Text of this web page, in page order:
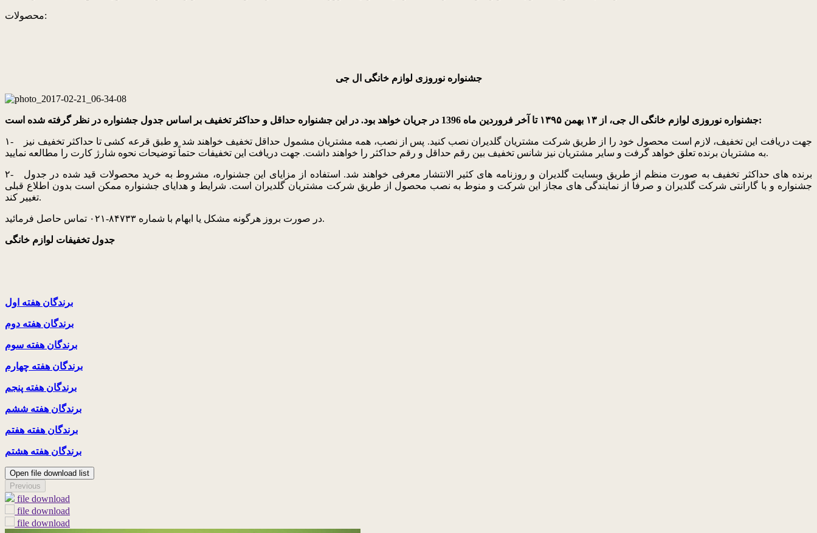
محصولات:
جشنواره نوروزی لوازم خانگی ال جی
جشنواره نوروزی لوازم خانگی ال جی، از ۱۳ بهمن ۱۳۹۵ تا آخر فروردین ماه 1396 در جریان خواهد بود. در این جشنواره حداقل و حداکثر تخفیف بر اساس جدول جشنواره در نظر گرفته شده است:
۱- جهت دریافت این تخفیف، لازم است محصول خود را از طریق شرکت مشتریان گلدیران نصب کنید. پس از نصب، همه مشتریان مشمول حداقل تخفیف خواهند شد و طبق قرعه کشی تا حداکثر تخفیف نیز
به مشتریان برنده تعلق خواهد گرفت و سایر مشتریان نیز شانس تخفیف بین رقم حداقل و رقم حداکثر را خواهند داشت. جهت دریافت این تخفیفات حتماً توضیحات نحوه شارژ کارت را مطالعه نمایید.
۲- برنده های حداکثر تخفیف به صورت منظم از طریق وبسایت گلدیران و روزنامه های کثیر الانتشار معرفی خواهند شد. استفاده از مزایای این جشنواره، مشروط به خرید محصولات قید شده در جدول
جشنواره و با گارانتی شرکت گلدیران و صرفاً از نمایندگی های مجاز این شرکت و منوط به نصب محصول از طریق شرکت مشتریان گلدیران است. شرایط و هدایای جشنواره ممکن است بدون اطلاع قبلی
تغییر کند.
در صورت بروز هرگونه مشکل یا ابهام با شماره ۸۴۷۳۳-۰۲۱ تماس حاصل فرمائید.
جدول تخفیفات لوازم خانگی
برندگان هفته اول
برندگان هفته دوم
برندگان هفته سوم
برندگان هفته چهارم
برندگان هفته پنجم
برندگان هفته ششم
برندگان هفته هفتم
برندگان هفته هشتم
Open file download list
Previous
file download
file download
file download